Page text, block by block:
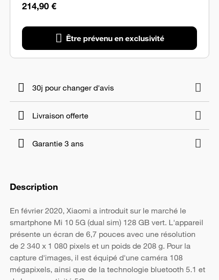
214,90 €
Être prévenu en exclusivité
30j pour changer d'avis
Livraison offerte
Garantie 3 ans
Description
En février 2020, Xiaomi a introduit sur le marché le
smartphone Mi 10 5G (dual sim) 128 GB vert. L'appareil
présente un écran de 6,7 pouces avec une résolution
de 2 340 x 1 080 pixels et un poids de 208 g. Pour la
capture d'images, il est équipé d'une caméra 108
mégapixels, ainsi que de la technologie bluetooth 5.1 et